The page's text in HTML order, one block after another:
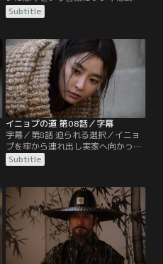
疑いイニョプを問い詰める。そこに
ユノクが現れ、イニョプをウンギか
たムミョンとの結婚をユノクは認め
ず、イニョプに罰を与える。イニョ
プに拒絶されたウンギは酒に溺れる
が、イニョプが下男との婚姻を決意
した本当の理由を聞かされ、すぐさ
ま父のもとへ。
Subtitle
イニョプの道 第08話／字幕
字幕／第8話 迫られる選択／イニョ
プを牢から連れ出し実家へ向かった
ウンギは父チグォンにイニョプを救
うよう迫るが、チグォンはイニョプ
ニョプの疑惑を否定する。クク・ユ
の遺書の内容を知ったムミョンはヘ
サンにキム・チグォンの正体につい
て尋ねるが、ヘサンは曖昧に答える
ばかり。この日、ホ家ではイニョプ
とタンジの杖刑が行われ…。
Subtitle